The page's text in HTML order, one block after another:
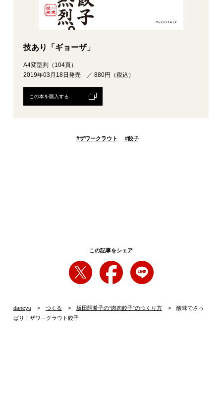
技あり「ギョーザ」
A4変型判（104頁）
2019年03月18日発売 ／ 880円（税込）
この本を購入する
#ザワークラウト #餃子
この記事をシェア
dancyu つくる 坂田阿希子の“肉肉餃子”のつくり方
酸味でさっ
ぱり！ザワ―クラウト餃子